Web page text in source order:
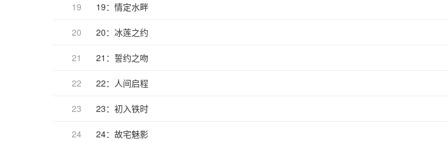
19 19：情定水畔
20 20：冰莲之约
21 21：誓约之吻
22 22：人间启程
23 23：初入铁时
24 24：故宅魅影